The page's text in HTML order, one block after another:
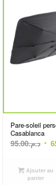
Pare-soleil
Casablanca
د.م.95.00
Le
initial
était :
Ajouter au
panier